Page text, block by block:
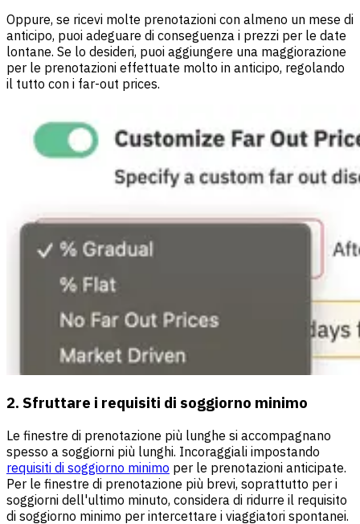
Oppure, se ricevi molte prenotazioni con almeno un mese di
anticipo, puoi adeguare di conseguenza i prezzi per le date
lontane. Se lo desideri, puoi aggiungere una maggiorazione
per le prenotazioni effettuate molto in anticipo, regolando
il tutto con i far-out prices.
2. Sfruttare i requisiti di soggiorno minimo
Le finestre di prenotazione più lunghe si accompagnano
spesso a soggiorni più lunghi. Incoraggiali impostando
requisiti di soggiorno minimo per le prenotazioni anticipate.
Per le finestre di prenotazione più brevi, soprattutto per i
soggiorni dell'ultimo minuto, considera di ridurre il requisito
di soggiorno minimo per intercettare i viaggiatori spontanei.